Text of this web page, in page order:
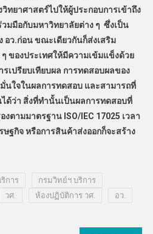
ทยาศาสตร์ไปให้ผู้ประกอบการเข้าถึง
มมือกับมหาวิทยาลัยต่าง ๆ ซึ่งเป็น
อว.ก่อน ขณะเดียวกันก็ส่งเสริม
ของประเทศให้มีความเข้มแข็งด้วย
เปรียบเทียบผล การทดสอบผลของ
นใจในผลการทดสอบ และสามารถที่
ด้ว่า สิ่งที่ทำนั้นเป็นผลการทดสอบที่
ตามมาตรฐาน ISO/IEC 17025 เวลา
ฐกิจ หรือการสินค้าส่งออกก็จะสร้าง
การ
กรมวิทย์ฯ บริการ
วศ. ห้องปฏิบัติการ วศ.
อว.